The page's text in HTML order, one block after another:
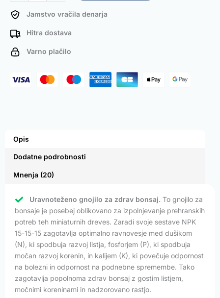
Jamstvo vračila denarja
Hitra dostava
Varno plačilo
Opis
Dodatne podrobnosti
Mnenja (20)
Uravnoteženo gnojilo za zdrav bonsaj. To gnojilo za
bonsaje je posebej oblikovano za izpolnjevanje prehranskih
potreb teh miniaturnih dreves. Zaradi svoje sestave NPK
15-15-15 zagotavlja optimalno ravnovesje med dušikom
(N), ki spodbuja razvoj listja, fosforjem (P), ki spodbuja
močan razvoj korenin, in kalijem (K), ki povečuje odpornost
na bolezni in odpornost na podnebne spremembe. Tako
zagotavlja popolnoma zdrav bonsaj z gostim listjem,
močnimi koreninami in nadzorovano rastjo.